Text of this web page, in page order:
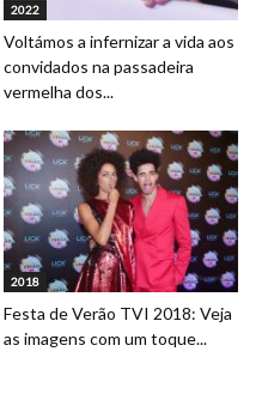
2022
Voltámos a infernizar a vida aos
convidados na passadeira
vermelha dos...
2018
Festa de Verão TVI 2018: Veja
as imagens com um toque...